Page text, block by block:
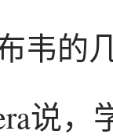
韦的
说